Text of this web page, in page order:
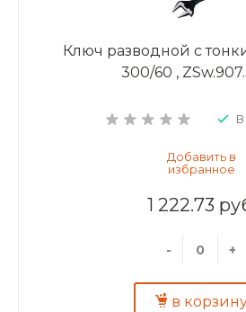
Ключ разводной с
300/60 ,
1 222.73
- +
в